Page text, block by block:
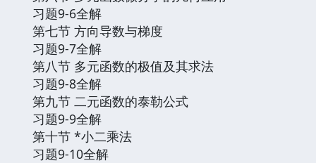
习题9-6全解
第七节 方向导数与梯度
习题9-7全解
第八节 多元函数的极值及其求法
习题9-8全解
第九节 二元函数的泰勒公式
习题9-9全解
第十节 *小二乘法
习题9-10全解